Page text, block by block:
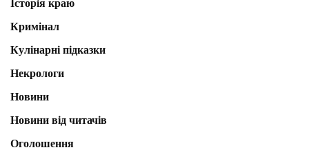
Історія краю
Кримінал
Кулінарні підказки
Некрологи
Новини
Новини від читачів
Оголошення